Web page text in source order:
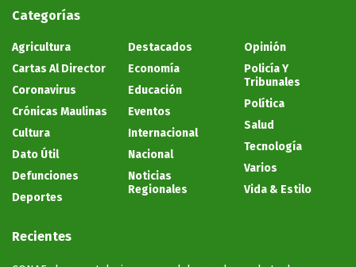
Categorías
Agricultura
Cartas Al Director
Coronavirus
Crónicas Maulinas
Cultura
Dato Útil
Defunciones
Deportes
Destacados
Economía
Educación
Eventos
Internacional
Nacional
Noticias
Regionales
Opinión
Policía Y
Tribunales
Política
Salud
Tecnología
Varios
Vida & Estilo
Recientes